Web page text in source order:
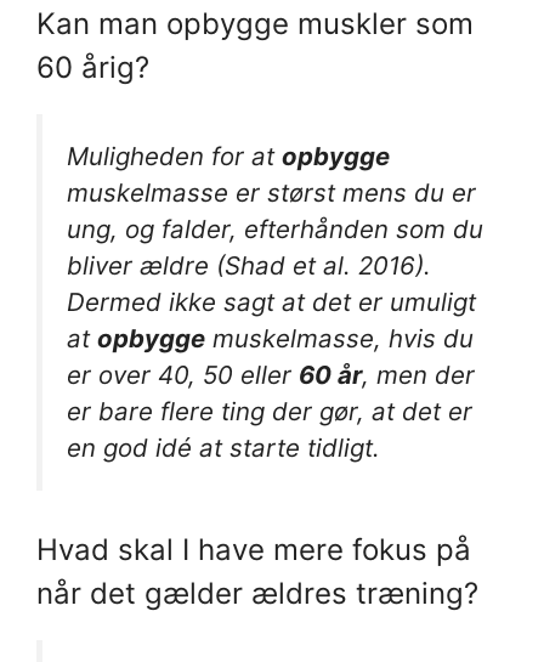
Kan man opbygge muskler som
60 årig?
Muligheden for at opbygge
muskelmasse er størst mens du er
ung, og falder, efterhånden som du
bliver ældre (Shad et al. 2016).
Dermed ikke sagt at det er umuligt
at opbygge muskelmasse, hvis du
er over 40, 50 eller 60 år, men der
er bare flere ting der gør, at det er
en god idé at starte tidligt.
Hvad skal I have mere fokus på
når det gælder ældres træning?